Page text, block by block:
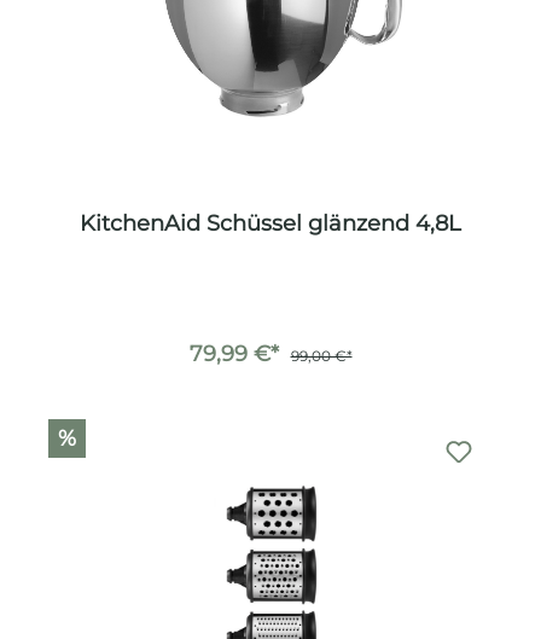
KitchenAid Schüssel glänzend 4,8L
79,99 €* 99,00 €*
%